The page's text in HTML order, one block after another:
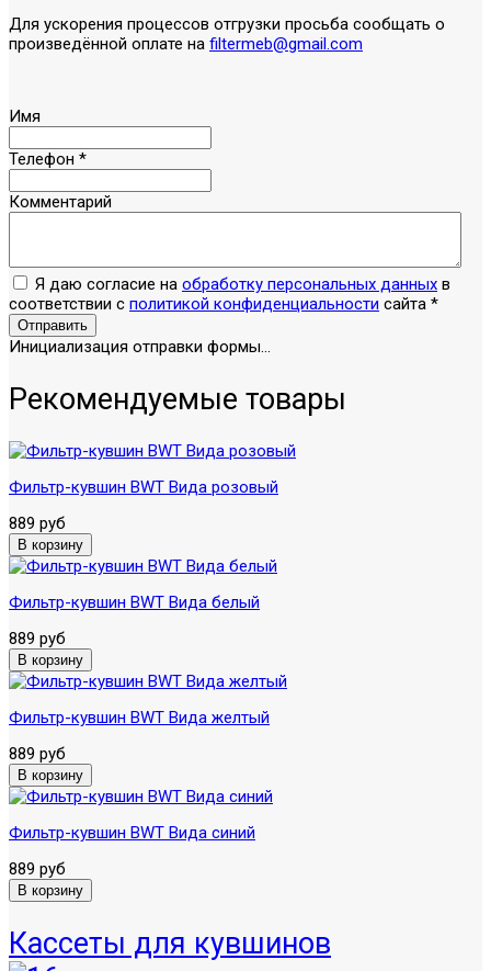
Для ускорения процессов отгрузки просьба сообщать о
произведённой оплате на filtermeb@gmail.com
Имя
Телефон *
Комментарий
Я даю согласие на обработку персональных данных в
соответствии с политикой конфиденциальности сайта *
Отправить
Инициализация отправки формы...
Рекомендуемые товары
Фильтр-кувшин BWT Вида розовый
889 руб
Фильтр-кувшин BWT Вида белый
889 руб
Фильтр-кувшин BWT Вида желтый
889 руб
Фильтр-кувшин BWT Вида синий
889 руб
Кассеты для кувшинов